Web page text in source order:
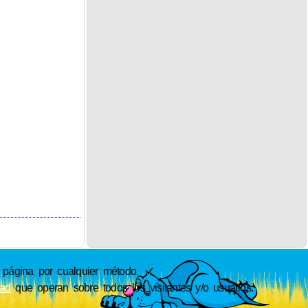
por cualquier método.
que operan sobre todos los visitantes y/o usuarios.